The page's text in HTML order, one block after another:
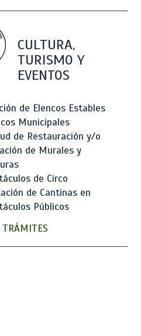
CULTURA,
TURISMO Y
EVENTOS
de Elencos Estables
Municipales
de Restauración y/o
de Murales y
de Circo
de Cantinas en
Públicos